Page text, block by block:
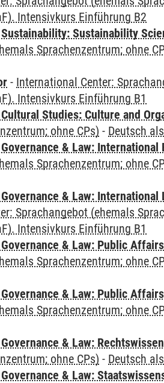
Intensivkurs Einführung B2
Sustainability
Sprachenzentrum; ohne
- International Center:
Intensivkurs Einführung B1
Studies: Culture and
ohne CPs) - Deutsch
& Law: International
Sprachenzentrum; ohne
& Law:
Sprachangebot (ehemals
Intensivkurs Einführung B1
& Law: Public
Sprachenzentrum; ohne
& Law: Public
Sprachenzentrum; ohne
& Law:
ohne CPs) - Deutsch
& Law: